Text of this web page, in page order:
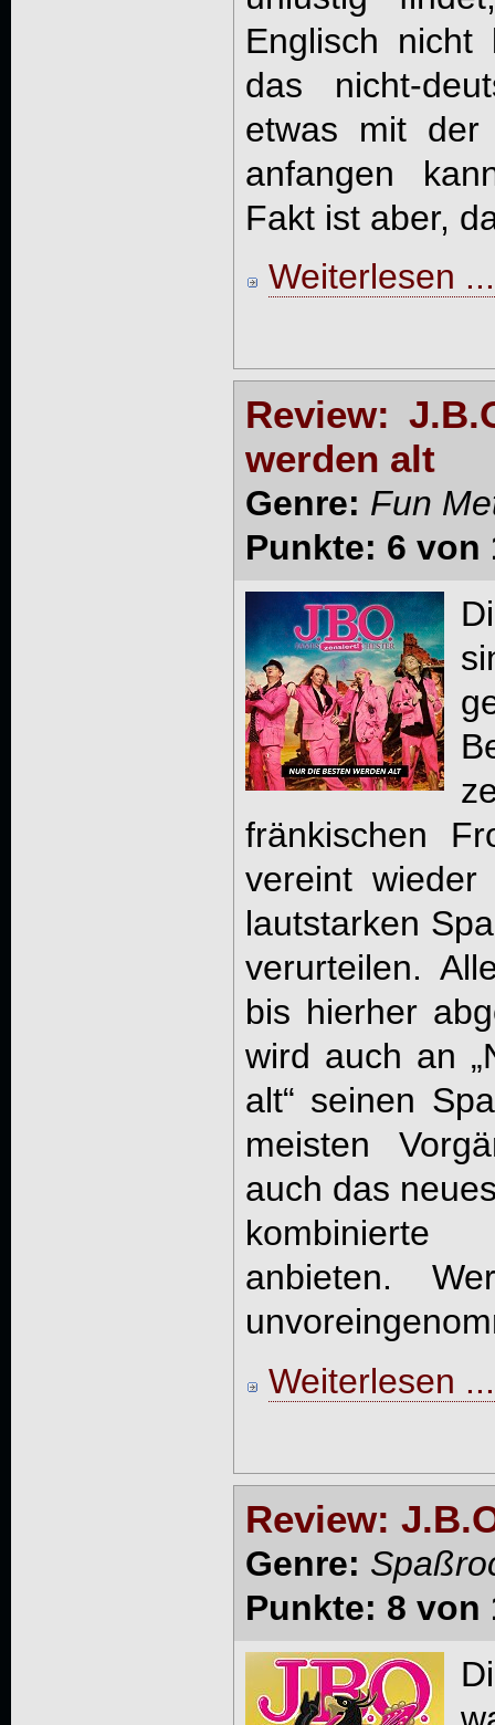
Englisch
das nicht-
etwas mit der
anfangen
Fakt ist aber,
Weiterlesen ...
Review:
werden alt
Genre: Fun
Punkte: 6 von
fränkischen
vereint
lautstarken
verurteilen.
bis hierher
wird auch an
alt“ seinen
meisten
auch das
anbieten.
Weiterlesen ...
Review:
Genre:
Punkte: 8 von